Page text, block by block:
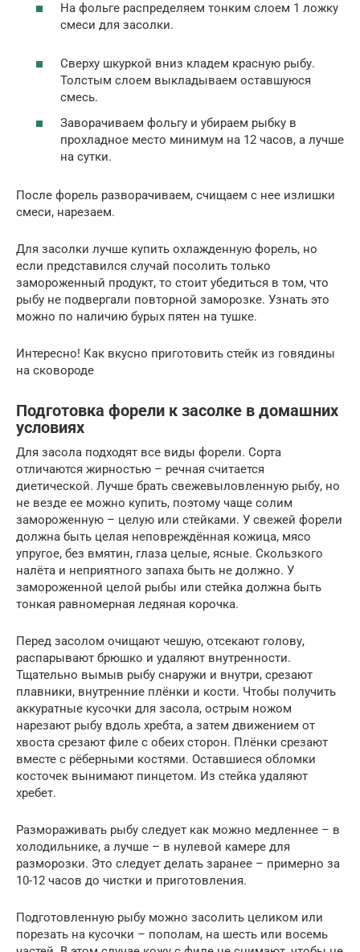
На фольге распределяем тонким слоем 1 ложку
смеси для засолки.
Сверху шкуркой вниз кладем красную рыбу.
Толстым слоем выкладываем оставшуюся
смесь.
Заворачиваем фольгу и убираем рыбку в
прохладное место минимум на 12 часов, а лучше
на сутки.
После форель разворачиваем, счищаем с нее излишки
смеси, нарезаем.
Для засолки лучше купить охлажденную форель, но
если представился случай посолить только
замороженный продукт, то стоит убедиться в том, что
рыбу не подвергали повторной заморозке. Узнать это
можно по наличию бурых пятен на тушке.
Интересно! Как вкусно приготовить стейк из говядины
на сковороде
Подготовка форели к засолке в домашних
условиях
Для засола подходят все виды форели. Сорта
отличаются жирностью – речная считается
диетической. Лучше брать свежевыловленную рыбу, но
не везде ее можно купить, поэтому чаще солим
замороженную – целую или стейками. У свежей форели
должна быть целая неповреждённая кожица, мясо
упругое, без вмятин, глаза целые, ясные. Скользкого
налёта и неприятного запаха быть не должно. У
замороженной целой рыбы или стейка должна быть
тонкая равномерная ледяная корочка.
Перед засолом очищают чешую, отсекают голову,
распарывают брюшко и удаляют внутренности.
Тщательно вымыв рыбу снаружи и внутри, срезают
плавники, внутренние плёнки и кости. Чтобы получить
аккуратные кусочки для засола, острым ножом
нарезают рыбу вдоль хребта, а затем движением от
хвоста срезают филе с обеих сторон. Плёнки срезают
вместе с рёберными костями. Оставшиеся обломки
косточек вынимают пинцетом. Из стейка удаляют
хребет.
Размораживать рыбу следует как можно медленнее – в
холодильнике, а лучше – в нулевой камере для
разморозки. Это следует делать заранее – примерно за
10-12 часов до чистки и приготовления.
Подготовленную рыбу можно засолить целиком или
порезать на кусочки – пополам, на шесть или восемь